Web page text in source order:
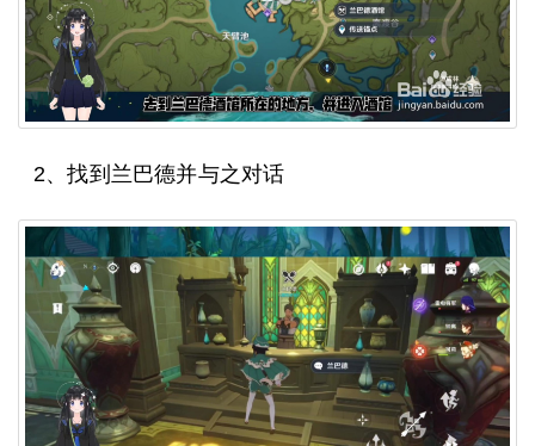
2、找到兰巴德并与之对话